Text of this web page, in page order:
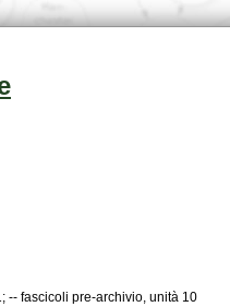
-- fascicoli pre-archivio, unità 10